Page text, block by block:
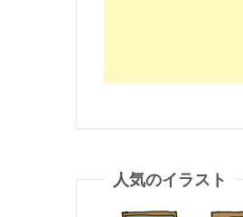
人気のイラスト